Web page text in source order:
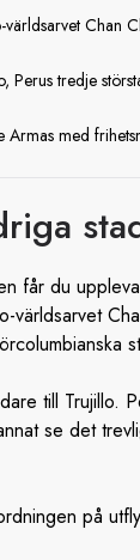
världsarvet Chan
Perus tredje
Armas med
får du
världsarvet
till Trujillo.
se det
på